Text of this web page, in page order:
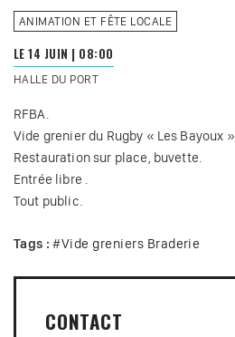
ANIMATION ET FÊTE LOCALE
LE 14 JUIN | 08:00
HALLE DU PORT
RFBA.
Vide grenier du Rugby « Les Bayoux »
Restauration sur place, buvette.
Entrée libre .
Tout public.
Tags : #Vide greniers Braderie
CONTACT